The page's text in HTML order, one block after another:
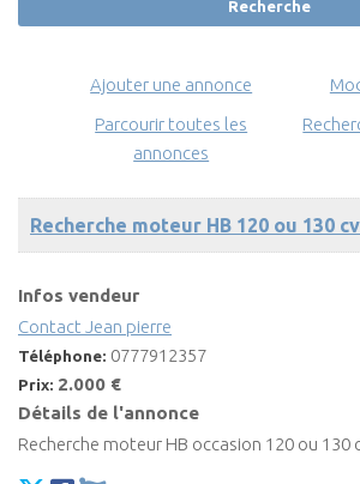
Ajouter une annonce
Parcourir toutes les
annonces
Recherche moteur HB 120 ou 130
Infos vendeur
Contact Jean pierre
Téléphone: 0777912357
Prix: 2.000 €
Détails de l'annonce
Recherche moteur HB occasion 120 ou 130